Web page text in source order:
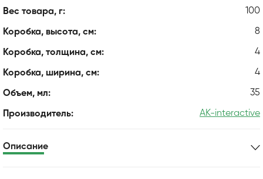
Вес товара, г: 100
Коробка, высота, см: 8
Коробка, толщина, см: 4
Коробка, ширина, см: 4
Объем, мл: 35
Производитель: AK-interactive
Описание